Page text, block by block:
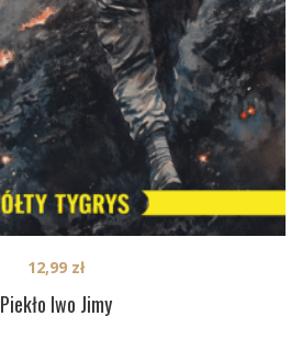
Piekło Iwo Jimy
12,99 zł